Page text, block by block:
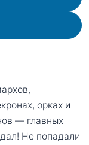
орках и
— главных
Не попадали